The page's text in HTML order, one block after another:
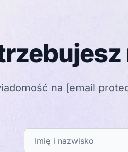
na [email